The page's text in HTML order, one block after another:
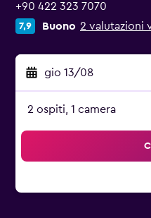
+90 422 323 7070
7,9 Buono 2 valutazioni
gio 13/08
2 ospiti, 1 camera